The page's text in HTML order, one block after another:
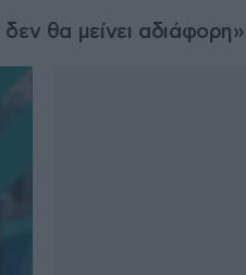
θα μείνει αδιάφορη»